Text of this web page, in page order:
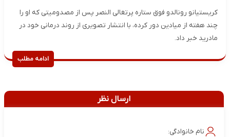
کریستیانو رونالدو فوق ستاره پرتغالی النصر پس از مصدومیتی که او را
چند هفته از میادین دور کرده، با انتشار تصویری از روند درمانی خود در
مادرید خبر داد.
ادامه مطلب
ارسال نظر
نام خانوادگی: